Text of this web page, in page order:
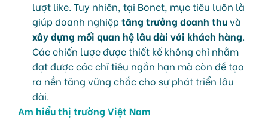
lượt like. Tuy nhiên, tại Bonet, mục tiêu luôn là
giúp doanh nghiệptăng trưởng doanh thuvà
xây dựng mối quan hệ lâu dài với khách hàng.
Các chiến lược được thiết kế không chỉ nhằm
đạt được các chỉ tiêu ngắn hạn mà còn để tạo
ra nền tảng vững chắc cho sự phát triển lâu
dài.
Am hiểu thị trường Việt Nam